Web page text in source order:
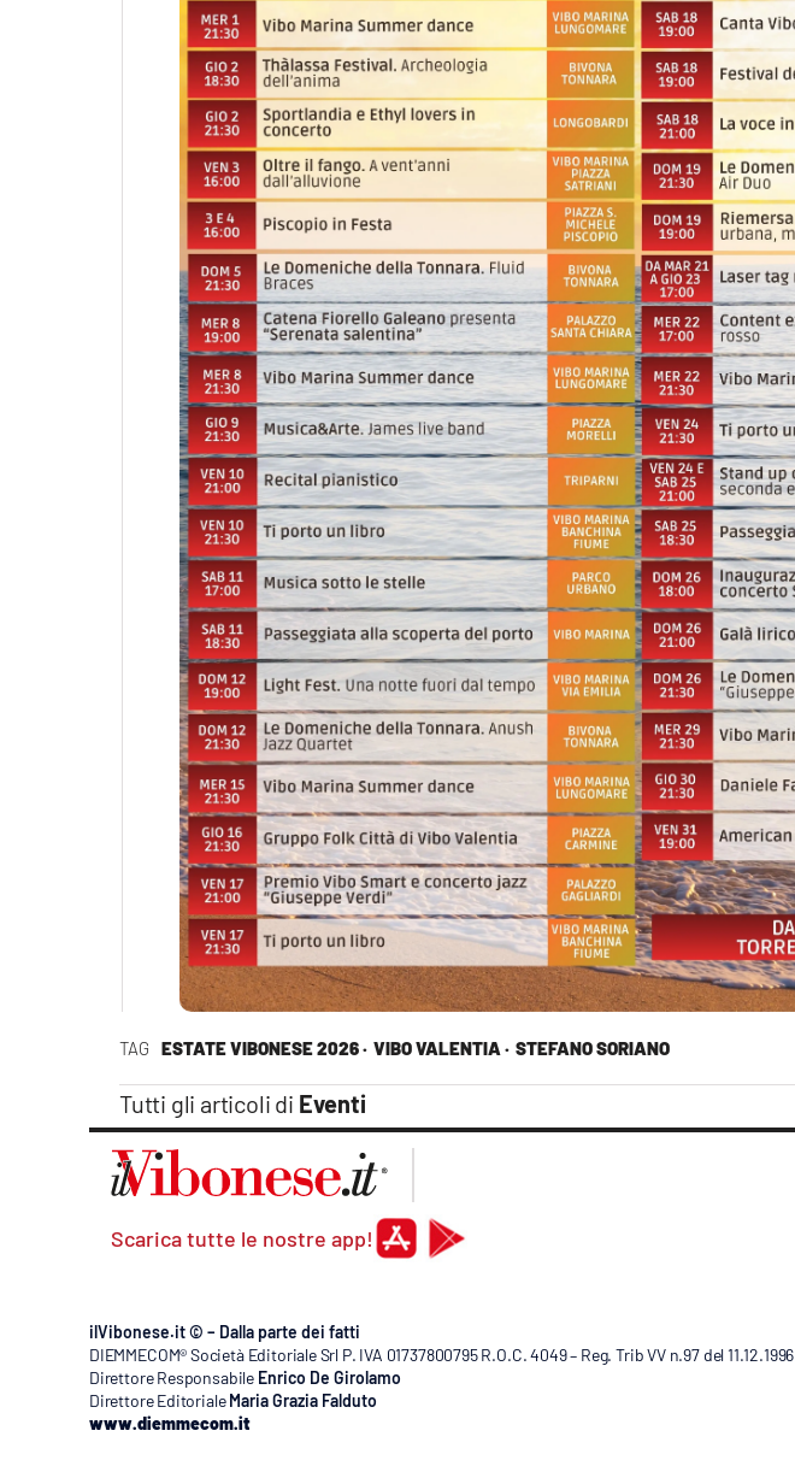
TAG ESTATE VIBONESE 2026 · VIBO VALENTIA · STEFANO SORIANO
Tutti gli articoli di Eventi
Scarica tutte le nostre app!
ilVibonese.it © – Dalla parte dei fatti
DIEMMECOM® Società Editoriale Srl P. IVA 01737800795 R.O.C. 4049 – Reg. Trib VV n.97 del 11.12.1996
Direttore Responsabile Enrico De Girolamo
Direttore Editoriale Maria Grazia Falduto
www.diemmecom.it